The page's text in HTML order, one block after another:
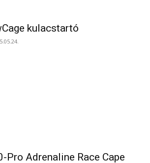
kulacstartó
Pro Adrenaline Race Cape